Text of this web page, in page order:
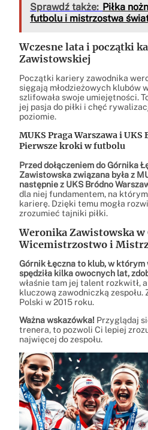
Sprawdź także: Piłka
futbolu i mistrzostwa
Wczesne lata i początki
Zawistowskiej
Początki kariery zawodnika
sięgają młodzieżowych klubów
szlifowała swoje umiejętności.
jej pasja do piłki i chęć
poziomie.
MUKS Praga Warszawa i UKS
Pierwsze kroki w futbolu
Przed dołączeniem do Górnika
Zawistowska związana była z
następnie z UKS Bródno
dla niej fundamentem, na którym
karierę. Dzięki temu mogła
zrozumieć tajniki piłki.
Weronika Zawistowska w
Wicemistrzostwo i
Górnik Łęczna to klub, w
spędziła kilka owocnych lat,
właśnie tam jej talent rozkwitł,
kluczową zawodniczką
Polski w 2015 roku.
Ważna wskazówka! Przyglądaj
trenera, to pozwoli Ci lepiej
najwięcej do zespołu.